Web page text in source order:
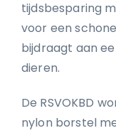
tijdsbesparing
voor een
bijdraagt aan
dieren.
De RSVOKBD
nylon borstel